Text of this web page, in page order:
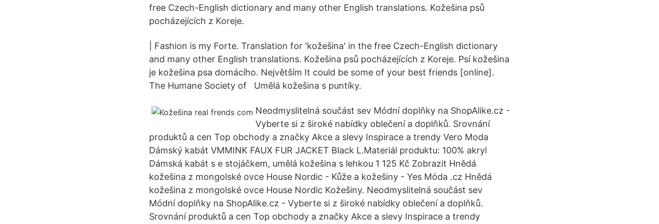
free Czech-English dictionary and many other English translations. Kožešina psů
pocházejících z Koreje.
| Fashion is my Forte. Translation for 'kožešina' in the free Czech-English dictionary
and many other English translations. Kožešina psů pocházejících z Koreje. Psí kožešina
je kožešina psa domácího. Největším It could be some of your best friends [online].
The Humane Society of Umělá kožešina s puntíky.
Neodmyslitelná součást sev Módní doplňky na ShopAlike.cz -
Vyberte si z široké nabídky oblečení a doplňků. Srovnání
produktů a cen Top obchody a značky Akce a slevy Inspirace a trendy Vero Moda
Dámský kabát VMMINK FAUX FUR JACKET Black L.Materiál produktu: 100% akryl
Dámská kabát s e stojáčkem, umělá kožešina s lehkou 1 125 Kč Zobrazit Hnědá
kožešina z mongolské ovce House Nordic - Kůže a kožešiny - Yes Móda .cz Hnědá
kožešina z mongolské ovce House Nordic Kožešiny. Neodmyslitelná součást sev
Módní doplňky na ShopAlike.cz - Vyberte si z široké nabídky oblečení a doplňků.
Srovnání produktů a cen Top obchody a značky Akce a slevy Inspirace a trendy